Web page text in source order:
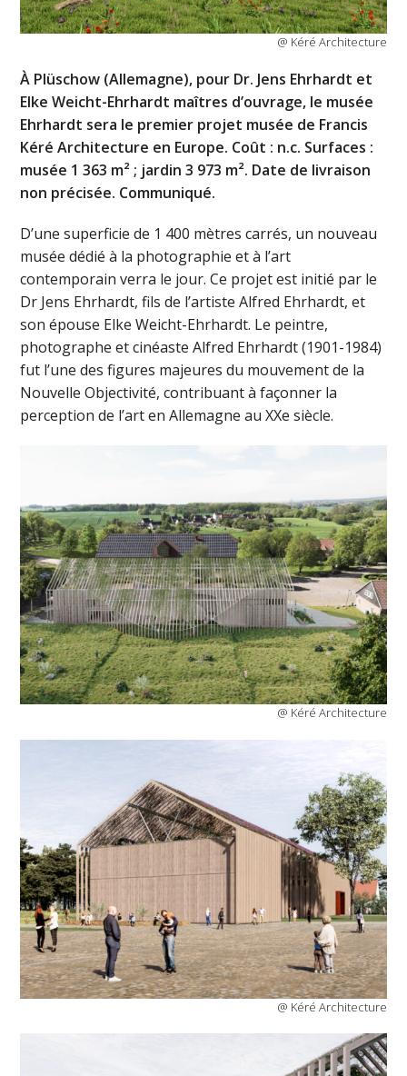
@ Kéré Architecture
À Plüschow (Allemagne), pour Dr. Jens Ehrhardt et
Elke Weicht-Ehrhardt maîtres d’ouvrage, le musée
Ehrhardt sera le premier projet musée de Francis
Kéré Architecture en Europe. Coût : n.c. Surfaces :
musée 1 363 m² ; jardin 3 973 m². Date de livraison
non précisée. Communiqué.
D’une superficie de 1 400 mètres carrés, un nouveau
musée dédié à la photographie et à l’art
contemporain verra le jour. Ce projet est initié par le
Dr Jens Ehrhardt, fils de l’artiste Alfred Ehrhardt, et
son épouse Elke Weicht-Ehrhardt. Le peintre,
photographe et cinéaste Alfred Ehrhardt (1901-1984)
fut l’une des figures majeures du mouvement de la
Nouvelle Objectivité, contribuant à façonner la
perception de l’art en Allemagne au XXe siècle.
@ Kéré Architecture
@ Kéré Architecture